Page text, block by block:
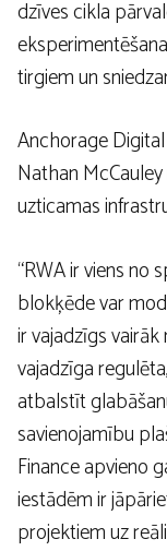
dzīves cikla
tirgiem un
Anchorage
Nathan
uzticamas
“RWA ir viens no
blokķēde var
ir vajadzīgs
vajadzīga
atbalstīt
savienojamību
Finance apvieno
iestādēm ir
projektiem uz